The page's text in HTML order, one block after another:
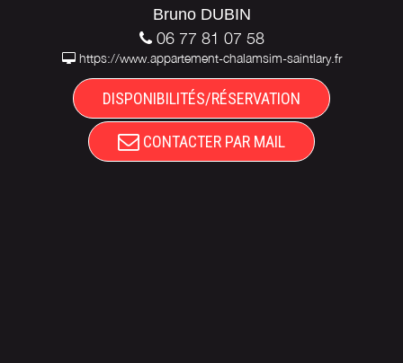
Bruno DUBIN
06 77 81 07 58
https://www.appartement-chalamsim-saintlary.fr
DISPONIBILITÉS/RÉSERVATION
CONTACTER PAR MAIL